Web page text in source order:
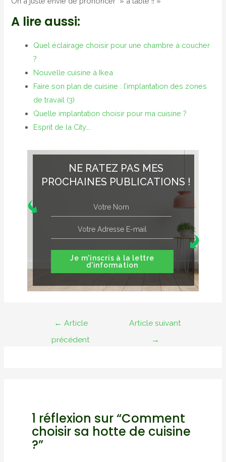
A lire aussi:
Quel éclairage choisir pour une chambre à coucher
?
Nouvelle cuisine à Ikea
Faire son plan de cuisine : l’implantation des zones
de travail (3)
Quelle implantation choisir pour ma cuisine ?
Esprit de la City….
NE RATEZ PAS MES
PROCHAINES PUBLICATIONS !
Je m'inscris à la lettre
d'information
Navigation
l’article
← Article
précédent
Article suivant
→
1 réflexion sur “Comment
choisir sa hotte de cuisine
?”